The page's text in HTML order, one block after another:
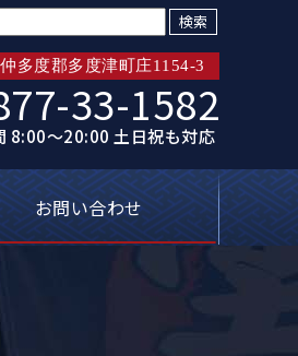
多度郡多度津町庄1154-3
33-1582
8:00～20:00 土日祝も対応
お問い合わせ